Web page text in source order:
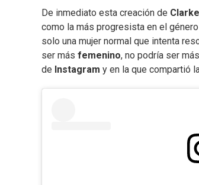
De inmediato esta creación de Clarke
como la más progresista en el
solo una mujer normal que intenta
ser más femenino, no podría ser
de Instagram y en la que compartió